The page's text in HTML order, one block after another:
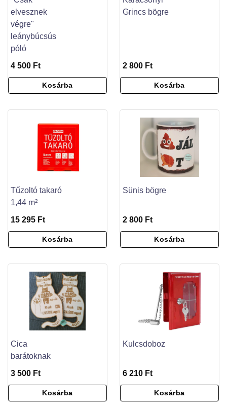
elvesznek
végre"
leánybúcsús
póló
4 500 Ft
Kosárba
Grincs bögre
2 800 Ft
Kosárba
Tűzoltó takaró
1,44 m²
15 295 Ft
Kosárba
Sünis bögre
2 800 Ft
Kosárba
Cica
barátoknak
3 500 Ft
Kosárba
Kulcsdoboz
6 210 Ft
Kosárba